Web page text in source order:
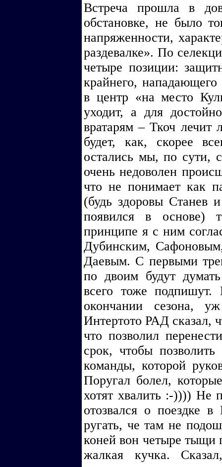
Встреча прошла в
обстановке, не было
напряженности,
раздевалке». По
четыре позиции:
крайнего,
в центр «на место
уходит, а для
вратарям – Ткоч лечит
будет, как, скорее
остались мы, по
очень недоволен
что не понимает как
(будь здоровы
появился в основе)
принципе я с ним
Дубинским,
Даевым. С первыми
по двоим будут
всего тоже
окончании сезона,
Интертото РАД сказал,
что позволил
срок, чтобы
команды, которой
Поругал болел,
хотят хвалить :-)))) Не
отозвался о поездке
ругать, че там не
коней вон четыре тыщи
жалкая кучка.